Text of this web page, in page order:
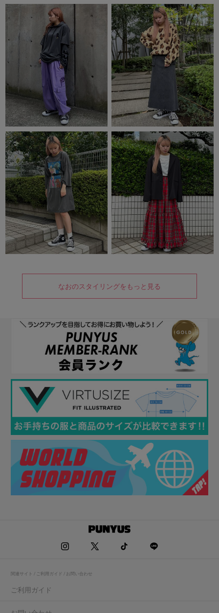
なおのスタイリングをもっと見る
関連サイト / ご利用ガイド / お問い合わせ
ご利用ガイド